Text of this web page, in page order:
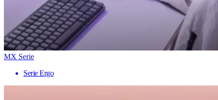
MX Serie
Serie Ergo